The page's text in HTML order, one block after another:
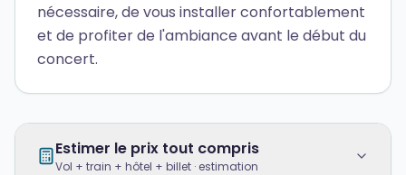
nécessaire, de vous installer confortablement
et de profiter de l'ambiance avant le début du
concert.
Estimer le prix tout compris
Vol + train + hôtel + billet · estimation